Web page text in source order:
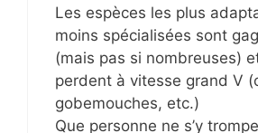
Les espèces les plus
moins spécialisées sont
(mais pas si nombreuses)
perdent à vitesse grand V
gobemouches, etc.)
Que personne ne s’y